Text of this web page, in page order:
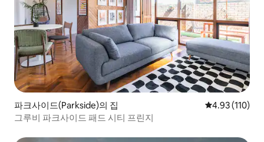
파크사이드(Parkside)의 집 평점 4.93점(5
4.93 (110)
그루비 파크사이드 패드 시티 프린지